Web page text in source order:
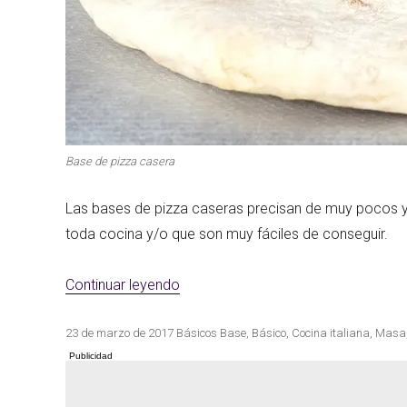
Base de pizza casera
Las bases de pizza caseras precisan de muy pocos
toda cocina y/o que son muy fáciles de conseguir.
Continuar leyendo
Publicado
el
23 de marzo de 2017 Categorías
Básicos Etiquetas
Base, Básico, Cocina italiana, Masa